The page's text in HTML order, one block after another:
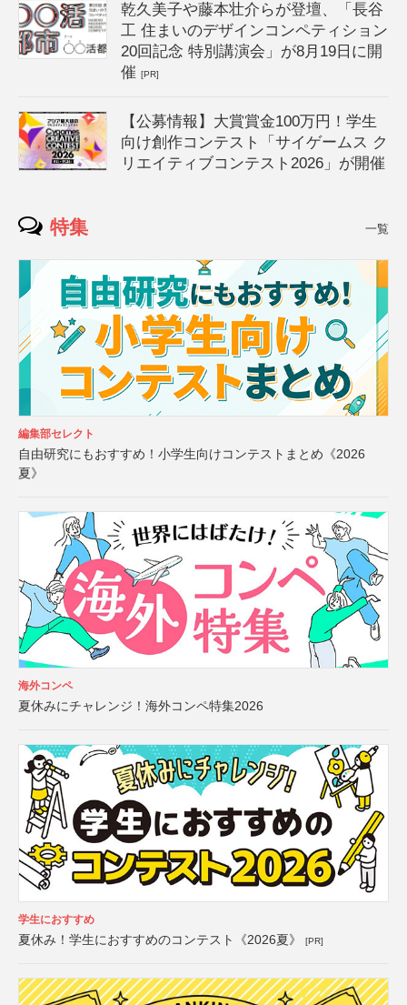
乾久美子や藤本壮介らが登壇、「長谷
工 住まいのデザインコンペティション
20回記念 特別講演会」が8月19日に開
催[PR]
【公募情報】大賞賞金100万円！学生
向け創作コンテスト「サイゲームス ク
リエイティブコンテスト2026」が開催
特集 一覧
編集部セレクト
自由研究にもおすすめ！小学生向けコンテストまとめ《2026
夏》
海外コンペ
夏休みにチャレンジ！海外コンペ特集2026
学生におすすめ
夏休み！学生におすすめのコンテスト《2026夏》 [PR]